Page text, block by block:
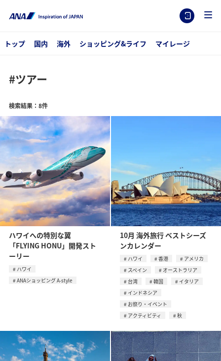
トップ 国内 海外 ショッピング&ライフ マイレージ
#ツアー
検索結果：8件
ハワイへの特別な翼
「FLYING HONU」開発スト
ーリー
ハワイ
ANAショッピング A-style
10月 海外旅行 ベストシーズ
ンカレンダー
ハワイ 香港
アメリカ
スペイン
オーストラリア
台湾
韓国
イタリア
インドネシア
お祭り・イベント
アクティビティ
秋